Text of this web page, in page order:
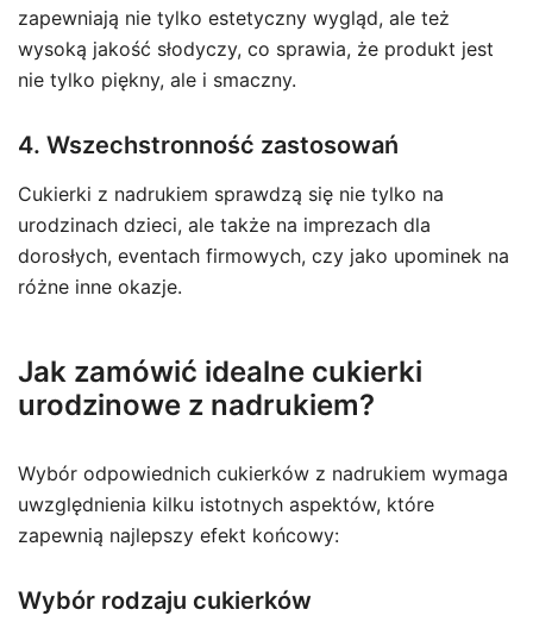
zapewniają nie tylko estetyczny wygląd, ale też
wysoką jakość słodyczy, co sprawia, że produkt jest
nie tylko piękny, ale i smaczny.
4. Wszechstronność zastosowań
Cukierki z nadrukiem sprawdzą się nie tylko na
urodzinach dzieci, ale także na imprezach dla
dorosłych, eventach firmowych, czy jako upominek na
różne inne okazje.
Jak zamówić idealne cukierki
urodzinowe z nadrukiem?
Wybór odpowiednich cukierków z nadrukiem wymaga
uwzględnienia kilku istotnych aspektów, które
zapewnią najlepszy efekt końcowy:
Wybór rodzaju cukierków